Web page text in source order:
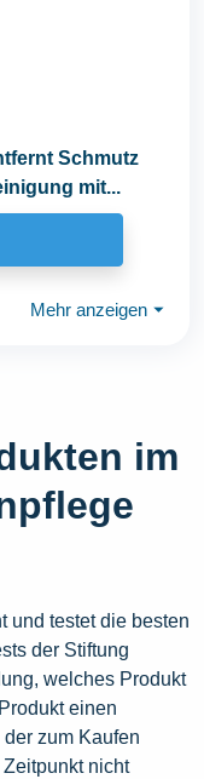
Schmutz
mit...
Mehr anzeigen ⏷
im
und testet die besten
der Stiftung
welches Produkt
einen
zum Kaufen
nicht